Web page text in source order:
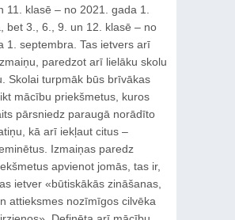
11. klasē – no 2021. gada 1.
bet 3., 6., 9. un 12. klasē – no
1. septembra. Tas ietvers arī
paredzot arī lielāku skolu
Skolai turpmāk būs brīvākas
mācību priekšmetus, kuros
pārsniedz paraugā norādīto
kā arī iekļaut citus –
Izmaiņas paredz
apvienot jomās, tas ir,
ietver «būtiskākās zināšanas,
attieksmes nozīmīgos cilvēka